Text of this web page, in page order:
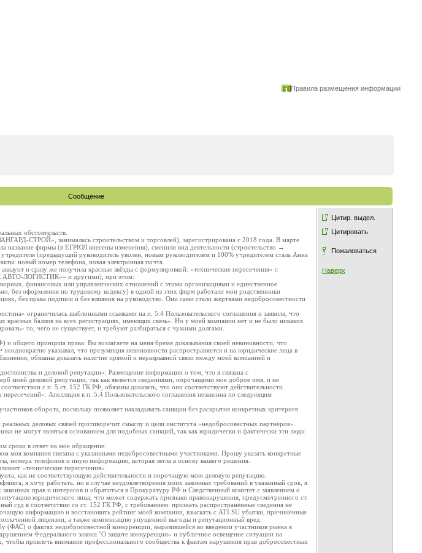
Правила размещения информации
Сообщение
Цитир. выдел.
Цитировать
Пожаловаться
Наверх
обстоятельств.
СТРОЙ», занималась строительством и торговлей), зарегистрирована с 2018 года. В марте
название фирмы (в ЕГРЮЛ внесены изменения), сменили вид деятельности (строительство →
(предыдущий руководитель уволен, новым руководителем и 100% учредителем стала Анна
новый номер телефона, новая электронная почта.
и сразу же получила красные звёзды с формулировкой: «технические пересечения» с
АВТО-ЛОГИСТИК»» и другими), при этом:
финансовых или управленческих отношений с этими организациями и единственное
без оформления по трудовому кодексу) в одной из этих фирм работали мои родственники
без права подписи и без влияния на руководство. Они сами стали жертвами недобросовестности
ограничилась шаблонными ссылками на п. 5.4 Пользовательского соглашения и заявила, что
красных баллов на всех регистрациях, имеющих связь». Но у моей компании нет и не было никаких
то, чего не существует, и требуют разбираться с чужими долгами.
принципа права: Вы возлагаете на меня бремя доказывания своей невиновности, что
указывал, что презумпция невиновности распространяется и на юридические лица в
обязаны доказать наличие прямой и неразрывной связи между моей компанией и
и деловой репутации»: Размещение информации о том, что я связана с
моей деловой репутации, так как является сведениями, порочащими мое доброе имя, и не
с п. 5 ст. 152 ГК РФ, обязаны доказать, что они соответствуют действительности.
Апелляция к п. 5.4 Пользовательского соглашения незаконна по следующим
оборота, поскольку позволяет накладывать санкции без раскрытия конкретных критериев
деловых связей противоречит смыслу и цели института «недобросовестных партнёров».
не могут являться основанием для подобных санкций, так как юридически и фактически эти люди
сроки в ответ на мое обращение:
моя компания связана с указанными недобросовестными участниками. Прошу указать конкретные
номера телефонов и иную информацию, которая легла в основу вашего решения.
«технические пересечения».
как не соответствующую действительности и порочащую мою деловую репутацию.
я хочу работать, но в случае неудовлетворения моих законных требований в указанный срок, я
прав и интересов и обратиться в Прокуратуру РФ и Следственный комитет с заявлением о
юридического лица, что может содержать признаки правонарушения, предусмотренного ст.
суд в соответствии со ст. 152 ГК РФ, с требованием: признать распространённые сведения не
информацию и восстановить рейтинг моей компании, взыскать с ATI.SU убытки, причинённые
лицензии, а также компенсацию упущенной выгоды и репутационный вред.
о фактах недобросовестной конкуренции, выразившейся во введении участников рынка в
Федерального закона "О защите конкуренции» и публичное освещение ситуации на
привлечь внимание профессионального сообщества к фактам нарушения прав добросовестных